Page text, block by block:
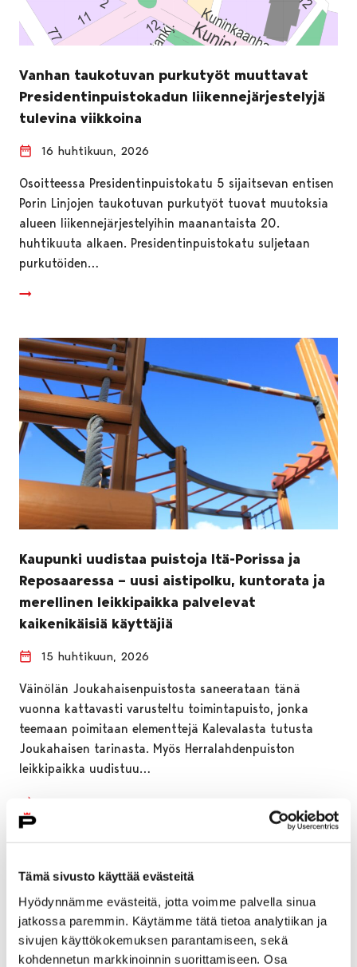
Tämä sivusto käyttää evästeitä
Hyödynnämme evästeitä, jotta voimme palvella sinua
jatkossa paremmin. Käytämme tätä tietoa analytiikan ja
sivujen käyttökokemuksen parantamiseen, sekä
kohdennetun markkinoinnin suorittamiseen. Osa
Vanhan taukotuvan purkutyöt muuttavat
Presidentinpuistokadun liikennejärjestelyjä
tulevina viikkoina
16 huhtikuun, 2026
Osoitteessa Presidentinpuistokatu 5 sijaitsevan entisen
Porin Linjojen taukotuvan purkutyöt tuovat muutoksia
alueen liikennejärjestelyihin maanantaista 20.
huhtikuuta alkaen. Presidentinpuistokatu suljetaan
purkutöiden…
Kaupunki uudistaa puistoja Itä-Porissa ja
Reposaaressa – uusi aistipolku, kuntorata ja
merellinen leikkipaikka palvelevat
kaikenikäisiä käyttäjiä
15 huhtikuun, 2026
Väinölän Joukahaisenpuistosta saneerataan tänä
vuonna kattavasti varusteltu toimintapuisto, jonka
teemaan poimitaan elementtejä Kalevalasta tutusta
Joukahaisen tarinasta. Myös Herralahdenpuiston
leikkipaikka uudistuu…